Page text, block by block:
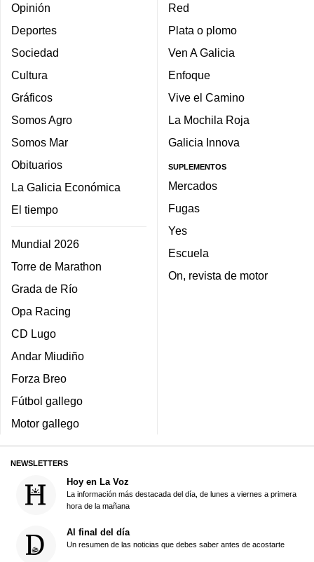
Opinión
Deportes
Sociedad
Cultura
Gráficos
Somos Agro
Somos Mar
Obituarios
La Galicia Económica
El tiempo
Mundial 2026
Torre de Marathon
Grada de Río
Opa Racing
CD Lugo
Andar Miudiño
Forza Breo
Fútbol gallego
Motor gallego
Red
Plata o plomo
Ven A Galicia
Enfoque
Vive el Camino
La Mochila Roja
Galicia Innova
SUPLEMENTOS
Mercados
Fugas
Yes
Escuela
On, revista de motor
NEWSLETTERS
Hoy en La Voz
La información más destacada del día, de lunes a viernes a primera
hora de la mañana
Al final del día
Un resumen de las noticias que debes saber antes de acostarte